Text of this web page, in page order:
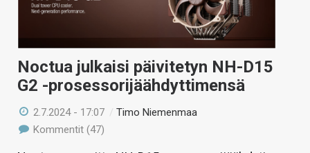
Noctua julkaisi päivitetyn NH-D15
G2 -prosessorijäähdyttimensä
2.7.2024 - 17:07 /Timo Niemenmaa
Kommentit (47)